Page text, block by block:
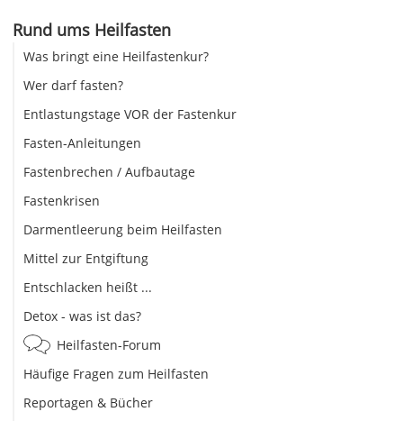
Rund ums Heilfasten
Was bringt eine Heilfastenkur?
Wer darf fasten?
Entlastungstage VOR der Fastenkur
Fasten-Anleitungen
Fastenbrechen / Aufbautage
Fastenkrisen
Darmentleerung beim Heilfasten
Mittel zur Entgiftung
Entschlacken heißt ...
Detox - was ist das?
Heilfasten-Forum
Häufige Fragen zum Heilfasten
Reportagen & Bücher